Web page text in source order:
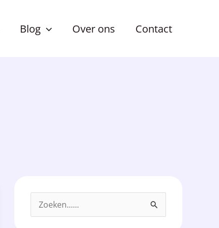
Blog Over ons Contact